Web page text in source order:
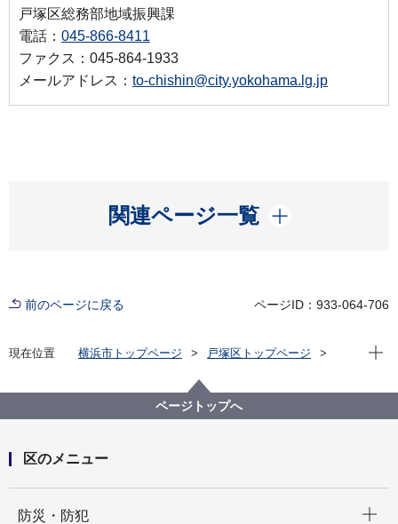
戸塚区総務部地域振興課
電話： 045-866-8411
ファクス：045-864-1933
メールアドレス： to-chishin@city.yokohama.lg.jp
関連ページ一覧
開く
前のページに戻る ページID：933-064-706
現在位置 横浜市トップページ
戸塚区トップページ
地域文化の振興
現在
ページトップへ
区のメニュー
防災・防犯